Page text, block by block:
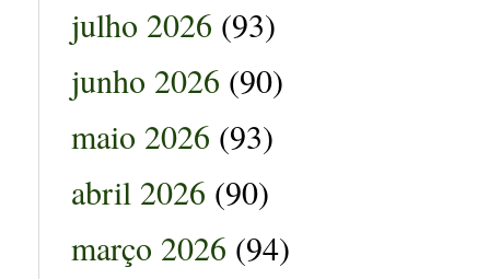
julho 2026 (93)
junho 2026 (90)
maio 2026 (93)
abril 2026 (90)
março 2026 (94)